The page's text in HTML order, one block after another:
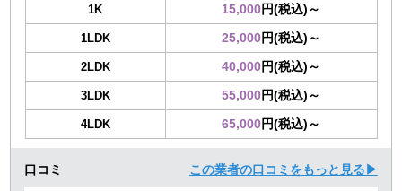
1K 15,000円(税込)～
1LDK 25,000円(税込)～
2LDK 40,000円(税込)～
3LDK 55,000円(税込)～
4LDK 65,000円(税込)～
口コミ この業者の口コミをもっと見る▶